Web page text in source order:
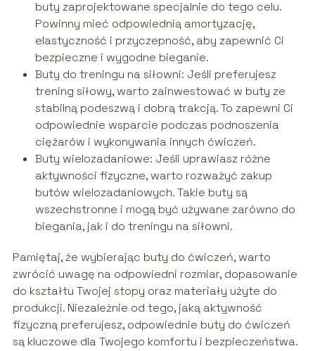
buty zaprojektowane specjalnie do tego celu.
Powinny mieć odpowiednią amortyzację,
elastyczność i przyczepność, aby zapewnić Ci
bezpieczne i wygodne bieganie.
Buty do treningu na siłowni: Jeśli preferujesz
trening siłowy, warto zainwestować w buty ze
stabilną podeszwą i dobrą trakcją. To zapewni Ci
odpowiednie wsparcie podczas podnoszenia
ciężarów i wykonywania innych ćwiczeń.
Buty wielozadaniowe: Jeśli uprawiasz różne
aktywności fizyczne, warto rozważyć zakup
butów wielozadaniowych. Takie buty są
wszechstronne i mogą być używane zarówno do
biegania, jak i do treningu na siłowni.
Pamiętaj, że wybierając buty do ćwiczeń, warto
zwrócić uwagę na odpowiedni rozmiar, dopasowanie
do kształtu Twojej stopy oraz materiały użyte do
produkcji. Niezależnie od tego, jaką aktywność
fizyczną preferujesz, odpowiednie buty do ćwiczeń
są kluczowe dla Twojego komfortu i bezpieczeństwa.